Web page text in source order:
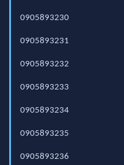
0905893230
0905893231
0905893232
0905893233
0905893234
0905893235
0905893236